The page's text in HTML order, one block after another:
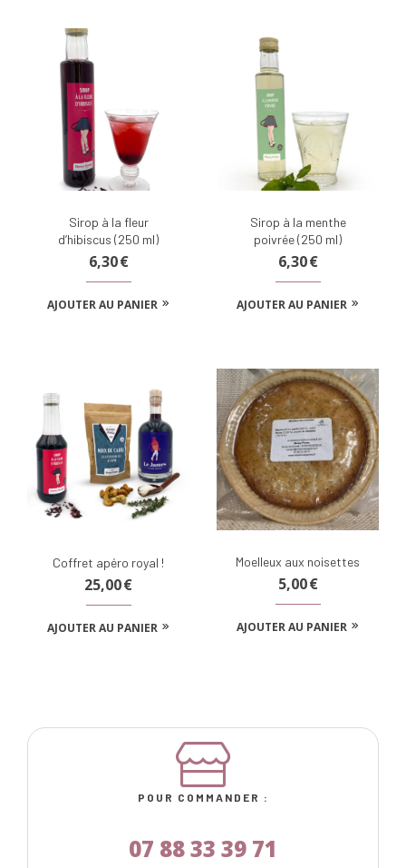
Sirop à la fleur
d’hibiscus (250 ml)
6,30€
AJOUTER AU PANIER
Sirop à la menthe
poivrée (250 ml)
6,30€
AJOUTER AU PANIER
Coffret apéro royal !
25,00€
AJOUTER AU PANIER
Moelleux aux noisettes
5,00€
AJOUTER AU PANIER
POUR COMMANDER :
07 88 33 39 71